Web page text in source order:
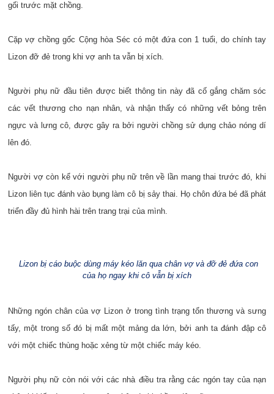
gối trước mặt chồng.
Cặp vợ chồng gốc Cộng hòa Séc có một đứa con 1 tuổi, do chính tay
Lizon đỡ đẻ trong khi vợ anh ta vẫn bị xích.
Người phụ nữ đầu tiên được biết thông tin này đã cố gắng chăm sóc
các vết thương cho nạn nhân, và nhận thấy có những vết bỏng trên
ngực và lưng cô, được gây ra bởi người chồng sử dụng chảo nóng dí
lên đó.
Người vợ còn kể với người phụ nữ trên về lần mang thai trước đó, khi
Lizon liên tục đánh vào bụng làm cô bị sảy thai. Họ chôn đứa bé đã phát
triển đầy đủ hình hài trên trang trại của mình.
Lizon bị cáo buộc dùng máy kéo lăn qua chân vợ và đỡ đẻ đứa con
của họ ngay khi cô vẫn bị xích
Những ngón chân của vợ Lizon ở trong tình trạng tổn thương và sưng
tấy, một trong số đó bị mất một mảng da lớn, bởi anh ta đánh đập cô
với một chiếc thùng hoặc xẻng từ một chiếc máy kéo.
Người phụ nữ còn nói với các nhà điều tra rằng các ngón tay của nạn